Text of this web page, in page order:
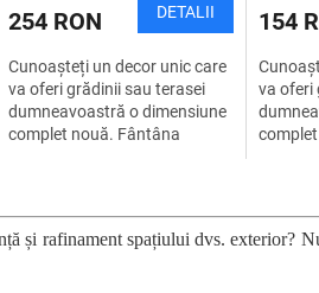
254 RON DETALII
Cunoașteți un decor unic care
va oferi grădinii sau terasei
dumneavoastră o dimensiune
complet nouă. Fântâna
154
va oferi
o
n
și rafinament spațiului dvs. exterior?